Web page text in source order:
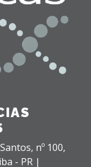
nº 100,
- PR |